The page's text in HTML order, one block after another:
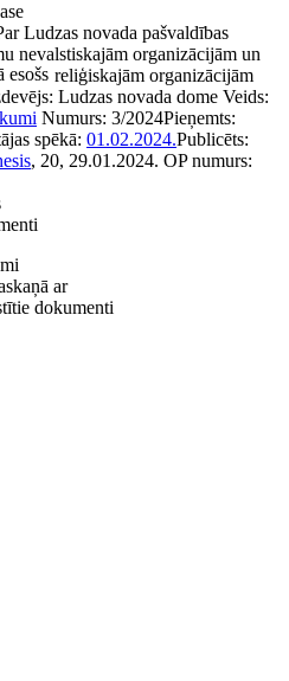
Ludzas novada pašvaldības
nevalstiskajām organizācijām un
reliģiskajām organizācijām
esošs
Ludzas novada dome Veids:
Numurs: 3/2024Pieņemts:
spēkā: 01.02.2024.Publicēts:
, 20, 29.01.2024. OP numurs:
ar
dokumenti